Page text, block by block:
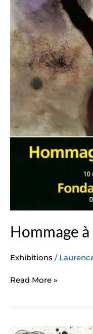
Hommage
Exhibitions /
Read More »
Joan